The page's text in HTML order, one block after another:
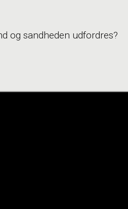
og sandheden udfordres?